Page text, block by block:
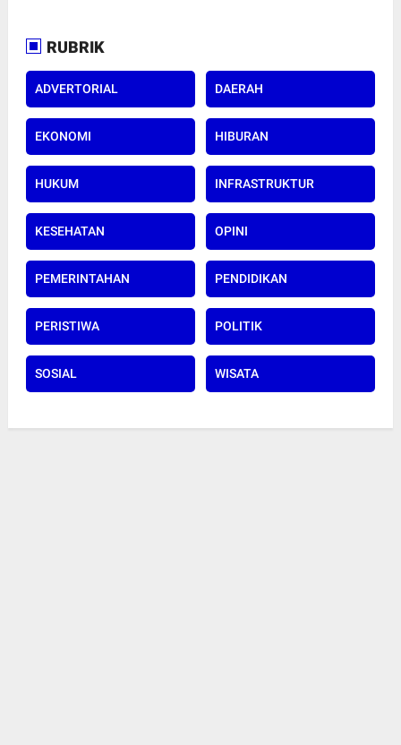
RUBRIK
ADVERTORIAL DAERAH
EKONOMI HIBURAN
HUKUM INFRASTRUKTUR
KESEHATAN OPINI
PEMERINTAHAN PENDIDIKAN
PERISTIWA POLITIK
SOSIAL WISATA